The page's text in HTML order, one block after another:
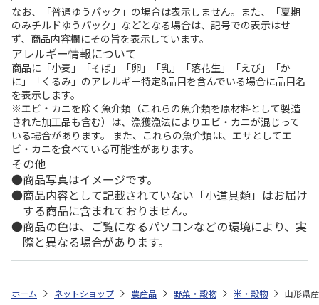
なお、「普通ゆうパック」の場合は表示しません。また、「夏期
のみチルドゆうパック」などとなる場合は、記号での表示はせ
ず、商品内容欄にその旨を表示しています。
アレルギー情報について
商品に「小麦」「そば」「卵」「乳」「落花生」「えび」「か
に」「くるみ」のアレルギー特定8品目を含んでいる場合に品目名
を表示します。
※エビ・カニを除く魚介類（これらの魚介類を原材料として製造
された加工品も含む）は、漁獲漁法によりエビ・カニが混じって
いる場合があります。 また、これらの魚介類は、エサとしてエ
ビ・カニを食べている可能性があります。
その他
商品写真はイメージです。
商品内容として記載されていない「小道具類」はお届け
する商品に含まれておりません。
商品の色は、ご覧になるパソコンなどの環境により、実
際と異なる場合があります。
ホーム ネットショップ 農産品 野菜・穀物 米・穀物 山形県